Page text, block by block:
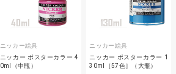
ニッカー絵具
ニッカー ポスターカラー 4
0ml（中瓶）
ニッカー絵具
ニッカー ポスターカラー 1
30ml［57色］（大瓶）